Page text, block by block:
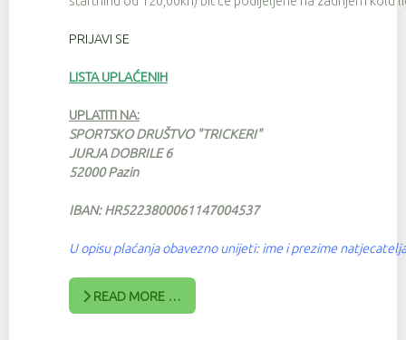
PRIJAVI SE
LISTA UPLAĆENIH
UPLATITI NA:
SPORTSKO DRUŠTVO "TRICKERI"
JURJA DOBRILE 6
52000 Pazin
IBAN: HR5223800061147004537
U opisu plaćanja obavezno unijeti: ime i prezime
READ MORE …